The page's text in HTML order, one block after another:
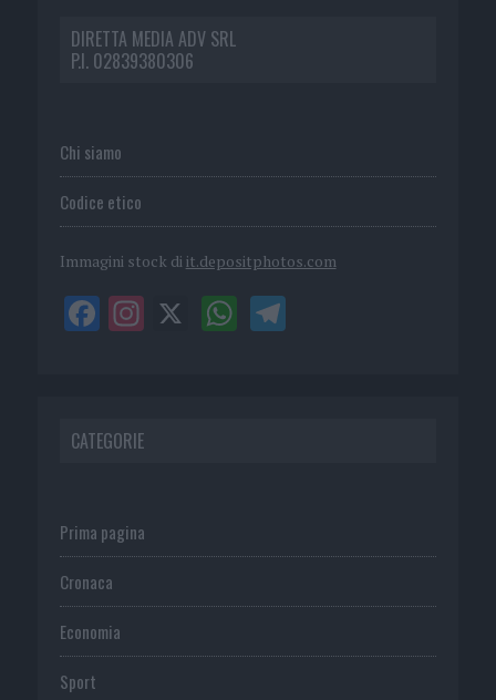
DIRETTA MEDIA ADV SRL
P.I. 02839380306
Chi siamo
Codice etico
Immagini stock di it.depositphotos.com
CATEGORIE
Prima pagina
Cronaca
Economia
Sport